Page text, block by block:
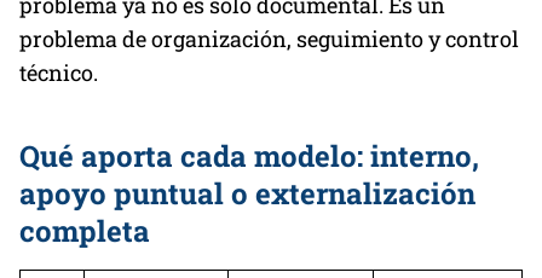
problema de organización, seguimiento y control
técnico.
Qué aporta cada modelo: interno,
apoyo puntual o externalización
completa